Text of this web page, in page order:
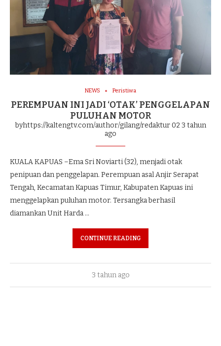
NEWS Peristiwa
PEREMPUAN INI JADI ‘OTAK’ PENGGELAPAN
PULUHAN MOTOR
byhttps://kaltengtv.com/author/gilang/redaktur 02 3 tahun
ago
KUALA KAPUAS –Ema Sri Noviarti (32), menjadi otak
penipuan dan penggelapan. Perempuan asal Anjir Serapat
Tengah, Kecamatan Kapuas Timur, Kabupaten Kapuas ini
menggelapkan puluhan motor. Tersangka berhasil
diamankan Unit Harda …
CONTINUE READING
3 tahun ago